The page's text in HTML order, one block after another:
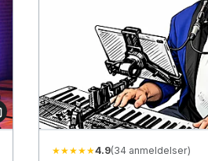
★★★★★4.9(34 anmeldelser)